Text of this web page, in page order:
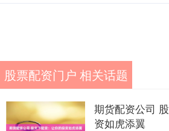
股票配资门户 相关话题
期货配资公司
资如虎添翼